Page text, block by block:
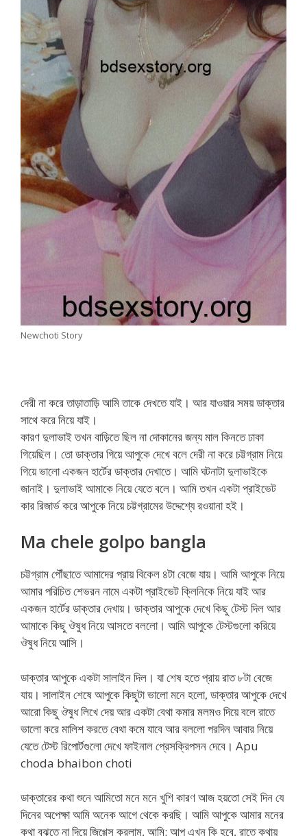
Newchoti Story
দেরী না করে তাড়াতাড়ি আমি তাকে দেখতে যাই। আর যাওয়ার সময় ডাক্তার
সাথে করে নিয়ে যাই।
কারণ দুলাভাই তখন বাড়িতে ছিল না দোকানের জন্য মাল কিনতে ঢাকা
গিয়েছিল। তো ডাক্তার গিয়ে আপুকে দেখে বলে দেরী না করে চট্টগ্রাম নিয়ে
গিয়ে ভালো একজন হার্টের ডাক্তার দেখাতে। আমি ঘটনাটা দুলাভাইকে
জানাই। দুলাভাই আমাকে নিয়ে যেতে বলে। আমি তখন একটা প্রাইভেট
কার রিজার্ভ করে আপুকে নিয়ে চট্টগ্রামের উদ্দেশ্যে রওয়ানা হই।
Ma chele golpo bangla
চট্টগ্রাম পৌঁছাতে আমাদের প্রায় বিকেল ৪টা বেজে যায়। আমি আপুকে নিয়ে
আমার পরিচিত শেভরন নামে একটা প্রাইভেট ক্লিনিকে নিয়ে যাই আর
একজন হার্টের ডাক্তার দেখায়। ডাক্তার আপুকে দেখে কিছু টেস্ট দিল আর
আমাকে কিছু ঔষুধ নিয়ে আসতে বললো। আমি আপুকে টেস্টগুলো করিয়ে
ঔষুধ নিয়ে আসি।
ডাক্তার আপুকে একটা সালাইন দিল। যা শেষ হতে প্রায় রাত ৮টা বেজে
যায়। সালাইন শেষে আপুকে কিছুটা ভালো মনে হলো, ডাক্তার আপুকে দেখে
আরো কিছু ঔষুধ লিখে দেয় আর একটা বেথা কমার মলমও দিয়ে বলে রাতে
ভালো করে মালিশ করতে বেথা কমে যাবে আর বললো পরদিন আবার নিয়ে
যেতে টেস্ট রিপোর্টগুলো দেখে ফাইনাল প্রেসক্রিপসন দেবে। Apu
choda bhaibon choti
ডাক্তারের কথা শুনে আমিতো মনে মনে খুশি কারণ আজ হয়তো সেই দিন যে
দিনের অপেক্ষা আমি অনেক আগে থেকে করছি। আমি আপুকে আমার মনের
কথা বুঝতে না দিয়ে জিগ্গেস করলাম, আমি: আপু এখন কি হবে, রাতে কথায়